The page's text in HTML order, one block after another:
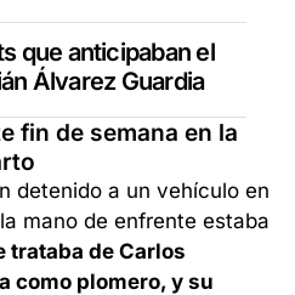
que anticipaban el
Álvarez Guardia
fin de semana en la
detenido a un vehículo en
mano de enfrente estaba
trataba de Carlos
como plomero, y su